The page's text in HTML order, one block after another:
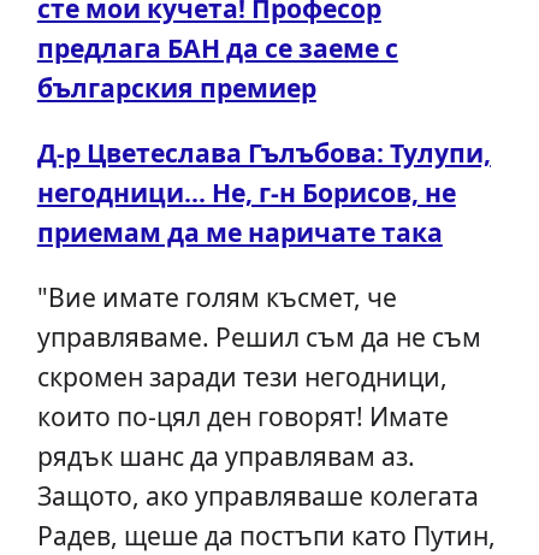
сте мои кучета! Професор
предлага БАН да се заеме с
българския премиер
Д-р Цветеслава Гълъбова: Тулупи,
негодници... Не, г-н Борисов, не
приемам да ме наричате така
"Вие имате голям късмет, че
управляваме. Решил съм да не съм
скромен заради тези негодници,
които по-цял ден говорят! Имате
рядък шанс да управлявам аз.
Защото, ако управляваше колегата
Радев, щеше да постъпи като Путин,